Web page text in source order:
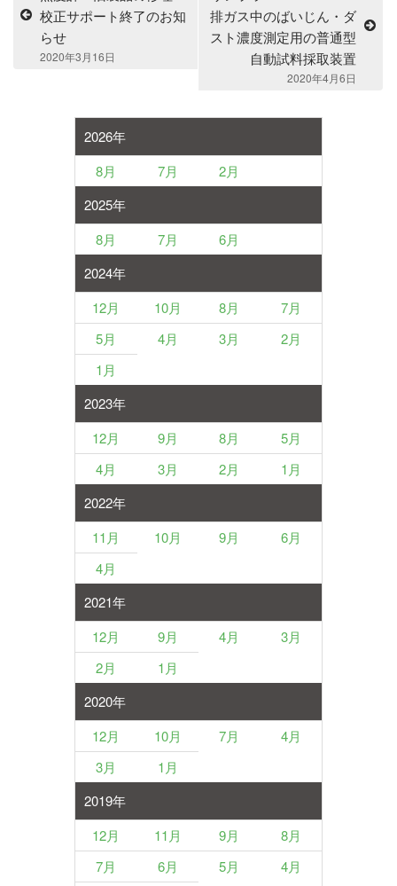
校正サポート終了のお知
らせ
2020年3月16日
排ガス中のばいじん・ダ
スト濃度測定用の普通型
自動試料採取装置
2020年4月6日
2026年
8月
7月
2月
2025年
8月
7月
6月
2024年
12月
10月 8月
7月
5月
4月 3月
2月
1月
2023年
12月
9月 8月
5月
4月
3月 2月
1月
2022年
11月
10月 9月
6月
4月
2021年
12月
9月 4月
3月
2月
1月
2020年
12月
10月 7月
4月
3月
1月
2019年
12月
11月 9月
8月
7月
6月 5月
4月